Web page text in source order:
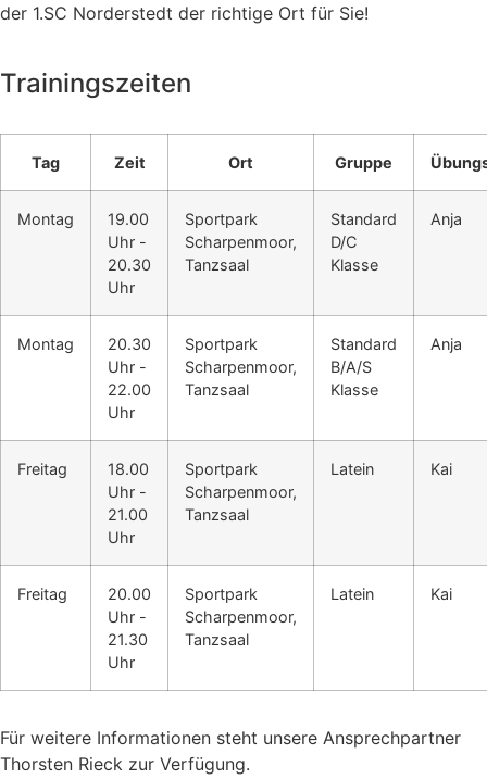
der 1.SC Norderstedt der richtige Ort für Sie!
Trainingszeiten
Tag Zeit Ort Gruppe
Montag
19.00
Uhr -
20.30
Uhr
Sportpark
Scharpenmoor,
Tanzsaal
Standard
D/C
Klasse
Anja
Montag
20.30
Uhr -
22.00
Uhr
Sportpark
Scharpenmoor,
Tanzsaal
Standard
B/A/S
Klasse
Anja
Freitag
18.00
Uhr -
21.00
Uhr
Sportpark
Scharpenmoor,
Tanzsaal
Latein Kai
Freitag
20.00
Uhr -
21.30
Uhr
Sportpark
Scharpenmoor,
Tanzsaal
Latein Kai
Für weitere Informationen steht unsere Ansprechpartner
Thorsten Rieck zur Verfügung.